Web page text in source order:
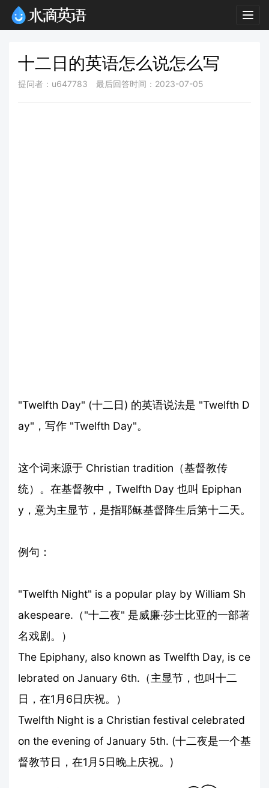
十二日的英语怎么说怎么写
提问者：u647783 最后回答时间：2023-07-05
"Twelfth Day" (十二日) 的英语说法是 "Twelfth D
ay"，写作 "Twelfth Day"。
这个词来源于 Christian tradition（基督教传
统）。在基督教中，Twelfth Day 也叫 Epiphan
y，意为主显节，是指耶稣基督降生后第十二天。
例句：
"Twelfth Night" is a popular play by William Sh
akespeare.（"十二夜" 是威廉·莎士比亚的一部著
名戏剧。）
The Epiphany, also known as Twelfth Day, is ce
lebrated on January 6th.（主显节，也叫十二
日，在1月6日庆祝。）
Twelfth Night is a Christian festival celebrated
on the evening of January 5th. (十二夜是一个基
督教节日，在1月5日晚上庆祝。)